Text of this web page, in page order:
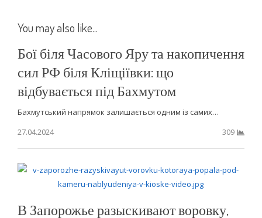
You may also like...
Бої біля Часового Яру та накопичення
сил РФ біля Кліщіївки: що
відбувається під Бахмутом
Бахмутський напрямок залишається одним із самих…
27.04.2024
309
В Запорожье разыскивают воровку,